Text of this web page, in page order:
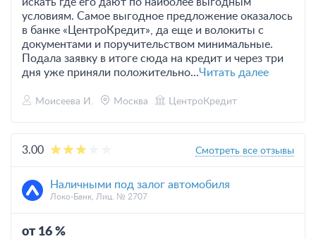
условиям. Самое выгодное предложение оказалось
в банке «ЦентроКредит», да еще и волокиты с
документами и поручительством минимальные.
Подала заявку в итоге сюда на кредит и через три
дня уже приняли положительно...Читать далее
Моисеева И. Москва ЦентроКредит
3.00 Смотреть все отзывы
Наличными под залог автомобиля
Локо-Банк, Лиц. № 2707
от 16 %